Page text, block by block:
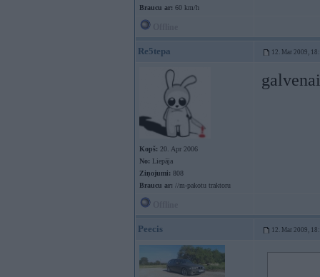
Braucu ar: 60 km/h
Re5tepa 12. Mar 2009,
Kopš: 20. Apr 2006
No: Liepāja
Ziņojumi: 808
Braucu ar: //m-pakotu traktoru
Peecis 12. Mar 2009,